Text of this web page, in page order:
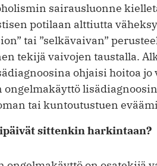
sairausluonne
potilaan alttiutta
tai ”selkävaivan”
tekijä vaivojen taustalla.
ohjaisi hoitoa jo
tai kuntoutustuen
sittenkin harkintaan?